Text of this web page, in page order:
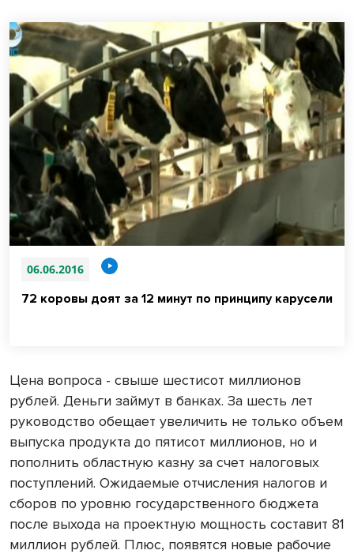
06.06.2016
72 коровы доят за 12 минут по принципу карусели
Цена вопроса - свыше шестисот миллионов
рублей. Деньги займут в банках. За шесть лет
руководство обещает увеличить не только объем
выпуска продукта до пятисот миллионов, но и
пополнить областную казну за счет налоговых
поступлений. Ожидаемые отчисления налогов и
сборов по уровню государственного бюджета
после выхода на проектную мощность составит 81
миллион рублей. Плюс, появятся новые рабочие